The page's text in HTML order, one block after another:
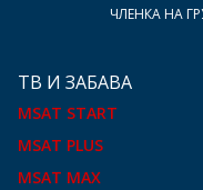
ЧЛЕНКА НА
ТВ И ЗАБАВА
MSAT START
MSAT PLUS
MSAT MAX